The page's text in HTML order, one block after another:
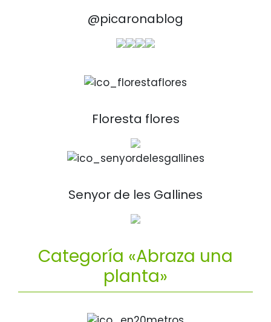
@picaronablog
Floresta flores
Senyor de les Gallines
Categoría «Abraza una
planta»